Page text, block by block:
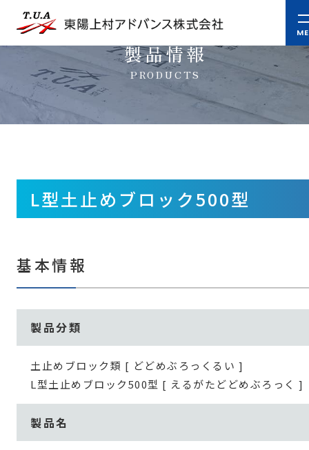
製品情報
PRODUCTS
L型土止めブロック500型
基本情報
製品分類
土止めブロック類 [ どどめぶろっくるい ]
L型土止めブロック500型 [ えるがたどどめぶろっく ]
製品名